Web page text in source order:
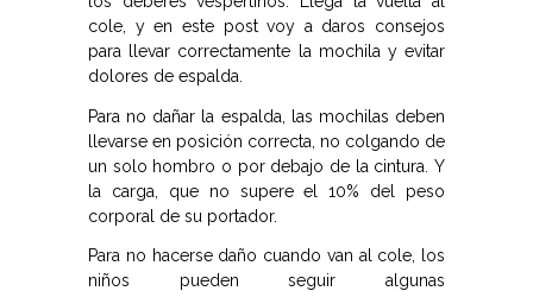
cole, y en este post voy a daros consejos
para llevar correctamente la mochila y evitar
dolores de espalda.
Para no dañar la espalda, las mochilas deben
llevarse en posición correcta, no colgando de
un solo hombro o por debajo de la cintura. Y
la carga, que no supere el 10% del peso
corporal de su portador.
Para no hacerse daño cuando van al cole, los
niños pueden seguir algunas